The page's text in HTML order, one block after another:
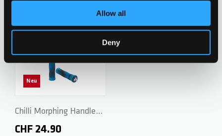
Allow all
Deny
Green/Yellow
0 Bewertungen bisher
Neu
Chilli Morphing Handle
Grips 3.0 - 140mm -
CHF 24.90
Zur Wunschliste hinzufügen